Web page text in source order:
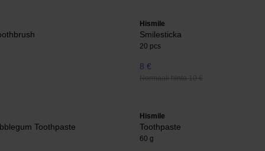
Hismile
Smilesticka
20 pcs
8 €
Normaali hinta 10 €
Toothpaste
Hismile
Toothpaste
60 g